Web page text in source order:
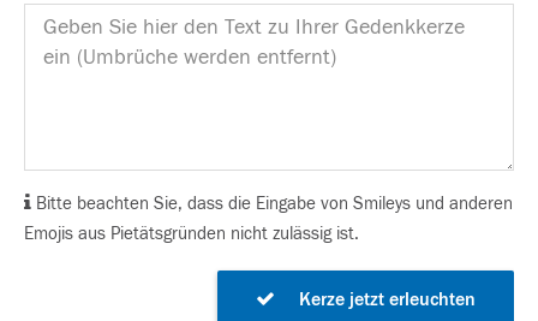
Bitte beachten Sie, dass die Eingabe von Smileys und anderen
Emojis aus Pietätsgründen nicht zulässig ist.
Kerze jetzt erleuchten